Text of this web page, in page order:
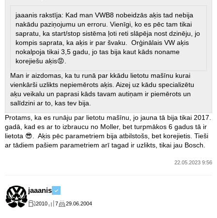
jaaanis rakstīja: Kad man VWB8 nobeidzās aķis tad nebija
nakādu paziņojumu un erroru. Vienīgi, ko es pēc tam tikai
sapratu, ka start/stop sistēma ļoti reti slāpēja nost dzinēju, jo
kompis saprata, ka aķis ir par švaku. Orģinālais VW aķis
nokalpoja tikai 3,5 gadu, jo tas bija kaut kāds noname
korejiešu aķis😡.
Man ir aizdomas, ka tu runā par kkādu lietotu mašīnu kurai
vienkārši uzlikts nepiemērots aķis. Aizej uz kādu specializētu
aķu veikalu un paprasi kāds tavam autiņam ir piemērots un
salīdzini ar to, kas tev bija.
Protams, ka es runāju par lietotu mašīnu, jo jauna tā bija tikai 2017.
gadā, kad es ar to izbraucu no Moller, bet turpmākos 6 gadus tā ir
lietota 😎. Aķis pēc parametriem bija atbilstošs, bet korejietis. Tieši
ar tādiem pašiem parametriem arī tagad ir uzlikts, tikai jau Bosch.
22.05.2023 9:56
jaaanis
2010 7 29.06.2004